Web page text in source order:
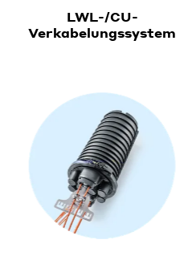
LWL-/CU-
Verkabelungssystem